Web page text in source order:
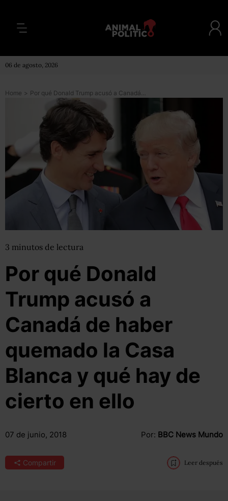
06 de agosto, 2026
Home > Por qué Donald Trump acusó a Canadá de haber quemado la Casa Blanca y qué hay de cierto en ello
3 minutos de lectura
Por qué Donald
Trump acusó a
Canadá de haber
quemado la Casa
Blanca y qué hay de
cierto en ello
07 de junio, 2018 Por: BBC News Mundo
Compartir Leer después